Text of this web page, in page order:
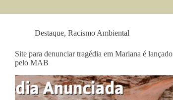
Destaque, Racismo Ambiental
Site para denunciar tragédia em Mariana é lançado
pelo MAB